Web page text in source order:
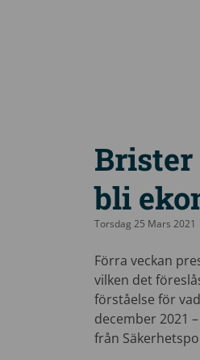
bli
Torsdag 25 Mars 2021
Förra veckan
vilken det
förståelse för
december 2021
från